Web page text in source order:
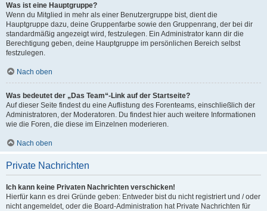
Was ist eine Hauptgruppe?
Wenn du Mitglied in mehr als einer Benutzergruppe bist, dient die
Hauptgruppe dazu, deine Gruppenfarbe sowie den Gruppenrang, der bei dir
standardmäßig angezeigt wird, festzulegen. Ein Administrator kann dir die
Berechtigung geben, deine Hauptgruppe im persönlichen Bereich selbst
festzulegen.
Nach oben
Was bedeutet der „Das Team“-Link auf der Startseite?
Auf dieser Seite findest du eine Auflistung des Forenteams, einschließlich der
Administratoren, der Moderatoren. Du findest hier auch weitere Informationen
wie die Foren, die diese im Einzelnen moderieren.
Nach oben
Private Nachrichten
Ich kann keine Privaten Nachrichten verschicken!
Hierfür kann es drei Gründe geben: Entweder bist du nicht registriert und / oder
nicht angemeldet, oder die Board-Administration hat Private Nachrichten für